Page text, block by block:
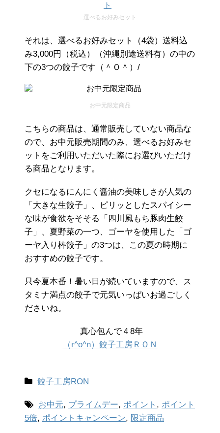
選べるお好みセット
それは、選べるお好みセット（4袋）送料込
み3,000円（税込）（沖縄別途送料有）の中の
下の3つの餃子です（＾Ｏ＾）/
お中元限定商品
こちらの商品は、通常販売していない商品な
ので、お中元販売期間のみ、選べるお好みセ
ットをご利用いただいた際にお選びいただけ
る商品となります。
クセになるにんにく醤油の美味しさが人気の
「大きな生餃子」、ピリッとしたスパイシー
な味が食欲をそそる「四川風もち豚肉生餃
子」、夏野菜の一つ、ゴーヤを使用した「ゴ
ーヤ入り棒餃子」の3つは、この夏の時期に
おすすめの餃子です。
只今夏本番！暑い日が続いていますので、ス
タミナ満点の餃子で元気いっぱいお過ごしく
ださいね。
真心包んで４8年
（r^o^n）餃子工房ＲＯＮ
餃子工房RON
お中元, プライムデー, ポイント , ポイント
5倍, ポイントキャンペーン, 限定商品